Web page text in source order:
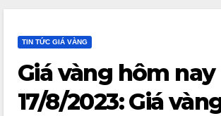
TIN TỨC GIÁ VÀNG
Giá vàng hôm nay
17/8/2023: Giá